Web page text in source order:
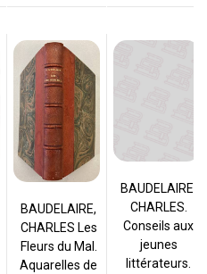
BAUDELAIRE,
CHARLES Les
Fleurs du Mal.
Aquarelles de
BAUDELAIRE,
CHARLES.
Conseils aux
jeunes
littérateurs.